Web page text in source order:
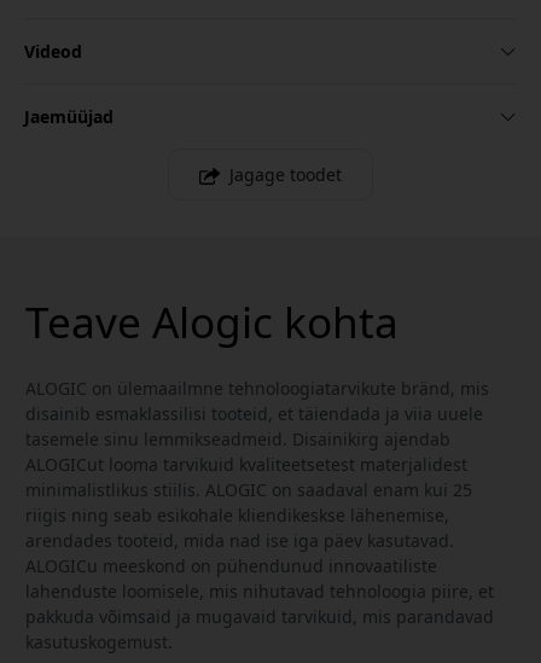
Videod
Jaemüüjad
Jagage toodet
Teave Alogic kohta
ALOGIC on ülemaailmne tehnoloogiatarvikute bränd, mis
disainib esmaklassilisi tooteid, et täiendada ja viia uuele
tasemele sinu lemmikseadmeid. Disainikirg ajendab
ALOGICut looma tarvikuid kvaliteetsetest materjalidest
minimalistlikus stiilis. ALOGIC on saadaval enam kui 25
riigis ning seab esikohale kliendikeskse lähenemise,
arendades tooteid, mida nad ise iga päev kasutavad.
ALOGICu meeskond on pühendunud innovaatiliste
lahenduste loomisele, mis nihutavad tehnoloogia piire, et
pakkuda võimsaid ja mugavaid tarvikuid, mis parandavad
kasutuskogemust.